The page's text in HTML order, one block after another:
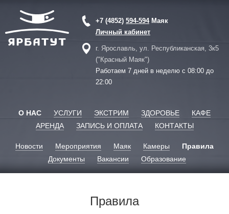
+7 (4852) 594-594Маяк
Личный кабинет
г. Ярославль, ул. Республиканская, 3к5
("Красный Маяк")
Работаем 7 дней в неделю с 08:00 до
22:00
О НАС УСЛУГИ ЭКСТРИМ ЗДОРОВЬЕ
КАФЕ
АРЕНДА
ЗАПИСЬ И ОПЛАТА КОНТАКТЫ
Новости Мероприятия Маяк Камеры
Правила
Документы
Вакансии Образование
Правила